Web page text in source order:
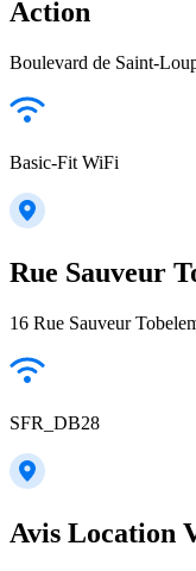
Action
Boulevard de Saint-
Basic-Fit WiFi
Rue Sauveur
16 Rue Sauveur
SFR_DB28
Avis Location